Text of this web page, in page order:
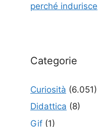
perché indurisce
Categorie
Curiosità (6.051)
Didattica (8)
Gif (1)